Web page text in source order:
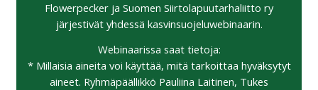
Flowerpecker ja Suomen Siirtolapuutarhaliitto ry
järjestivät yhdessä kasvinsuojeluwebinaarin.
Webinaarissa saat tietoja:
* Millaisia aineita voi käyttää, mitä tarkoittaa hyväksytyt
aineet. Ryhmäpäällikkö Pauliina Laitinen, Tukes